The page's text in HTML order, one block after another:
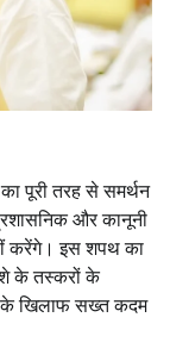
पूरी तरह से समर्थन
और कानूनी
करेंगे। इस शपथ का
के तस्करों के
के खिलाफ सख्त कदम